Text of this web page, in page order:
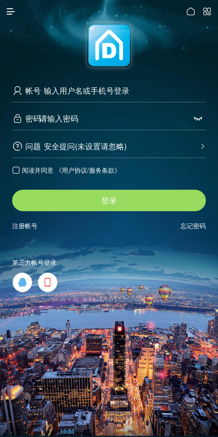
访问电脑版
 

 帐号
 密码 
 问题 
安全提问(未设置请忽略)
 阅读并同意 《用户协议/服务条款》
登录
忘记密码
注册帐号
第三方帐号登录
 